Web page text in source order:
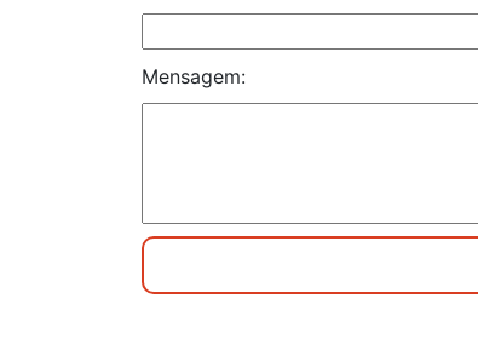
Mensagem: